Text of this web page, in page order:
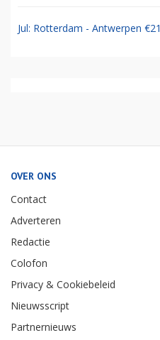
Jul: Rotterdam - Antwerpen €21
OVER ONS
Contact
Adverteren
Redactie
Colofon
Privacy & Cookiebeleid
Nieuwsscript
Partnernieuws